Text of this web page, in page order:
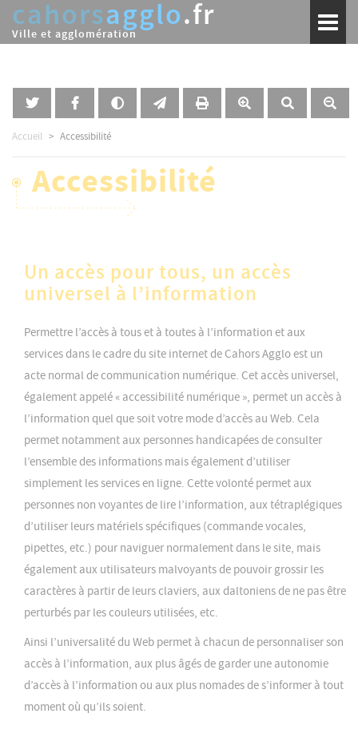
Aller
contenu
cahorsagglo.fr
Ville et agglomération
Accueil Accessibilité
Accessibilité
Un accès pour tous, un accès
universel à l’information
Permettre l’accès à tous et à toutes à l’information et aux
services dans le cadre du site internet de Cahors Agglo est un
acte normal de communication numérique. Cet accès universel,
également appelé « accessibilité numérique », permet un accès à
l’information quel que soit votre mode d’accès au Web. Cela
permet notamment aux personnes handicapées de consulter
l’ensemble des informations mais également d’utiliser
simplement les services en ligne. Cette volonté permet aux
personnes non voyantes de lire l’information, aux tétraplégiques
d’utiliser leurs matériels spécifiques (commande vocales,
pipettes, etc.) pour naviguer normalement dans le site, mais
également aux utilisateurs malvoyants de pouvoir grossir les
caractères à partir de leurs claviers, aux daltoniens de ne pas être
perturbés par les couleurs utilisées, etc.
Ainsi l’universalité du Web permet à chacun de personnaliser son
accès à l’information, aux plus âgés de garder une autonomie
d’accès à l’information ou aux plus nomades de s’informer à tout
moment où qu’ils soient.